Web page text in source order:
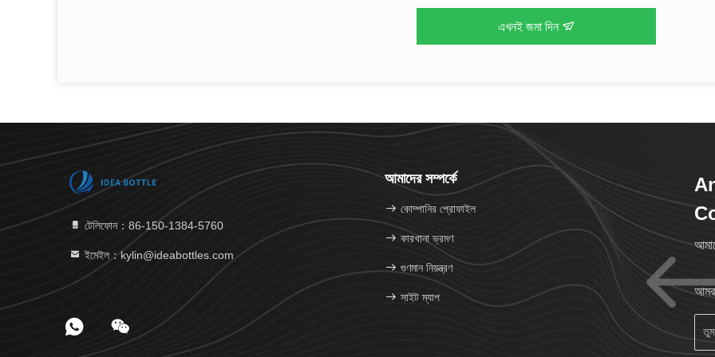
এখনই জমা দিন
টেলিফোন：86-150-1384-5760
ইমেইল：kylin@ideabottles.com
আমাদের সম্পর্কে
কোম্পানির প্রোফাইল
কারখানা ভ্রমণ
গুণমান নিয়ন্ত্রণ
সাইট ম্যাপ